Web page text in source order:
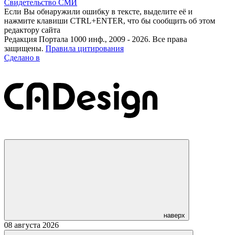
Свидетельство СМИ
Если Вы обнаружили ошибку в тексте, выделите её и
нажмите клавиши CTRL+ENTER, что бы сообщить об этом
редактору сайта
Редакция Портала 1000 инф., 2009 - 2026. Все права
защищены. Правила цитирования
Сделано в
наверх
08 августа 2026